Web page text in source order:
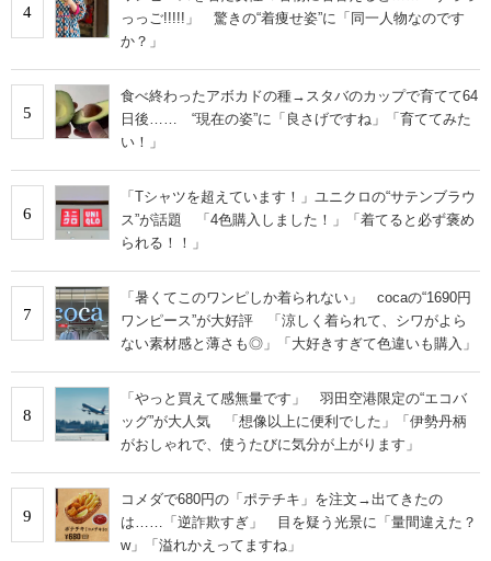
4
っっご!!!!!」 驚きの“着痩せ姿”に「同一人物なのです
か？」
5
食べ終わったアボカドの種→スタバのカップで育てて64
日後…… “現在の姿”に「良さげですね」「育ててみた
い！」
6
「Tシャツを超えています！」ユニクロの“サテンブラウ
ス”が話題 「4色購入しました！」「着てると必ず褒め
られる！！」
7
「暑くてこのワンピしか着られない」 cocaの“1690円
ワンピース”が大好評 「涼しく着られて、シワがよら
ない素材感と薄さも◎」「大好きすぎて色違いも購入」
8
「やっと買えて感無量です」 羽田空港限定の“エコバ
ッグ”が大人気 「想像以上に便利でした」「伊勢丹柄
がおしゃれで、使うたびに気分が上がります」
9
コメダで680円の「ポテチキ」を注文→出てきたの
は……「逆詐欺すぎ」 目を疑う光景に「量間違えた？
w」「溢れかえってますね」